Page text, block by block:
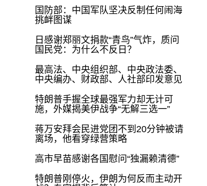
国防部：中国军队坚决反制任何闹海
挑衅图谋
日感谢郑丽文捐款“青鸟”气炸，质问
国民党：为什么不反日？
最高法、中央组织部、中央政法委、
中央编办、财政部、人社部印发意见
特朗普手握全球最强军力却无计可
施，外媒揭美伊战争“无解三选一”
蒋万安拜会民进党团不到20分钟被请
离场，他看穿绿营策略
高市早苗感谢各国慰问“独漏赖清德”
特朗普刚停火，伊朗为何反而主动开